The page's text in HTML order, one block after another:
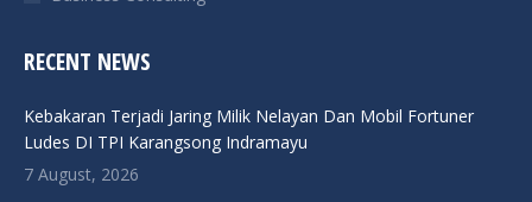
RECENT NEWS
Kebakaran Terjadi Jaring Milik Nelayan Dan Mobil Fortuner
Ludes DI TPI Karangsong Indramayu
7 August, 2026